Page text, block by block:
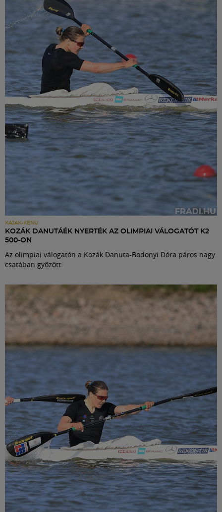
KAJAK-KENU
KOZÁK DANUTÁÉK NYERTÉK AZ OLIMPIAI VÁLOGATÓT K2
500-ON
Az olimpiai válogatón a Kozák Danuta-Bodonyi Dóra páros nagy
csatában győzött.